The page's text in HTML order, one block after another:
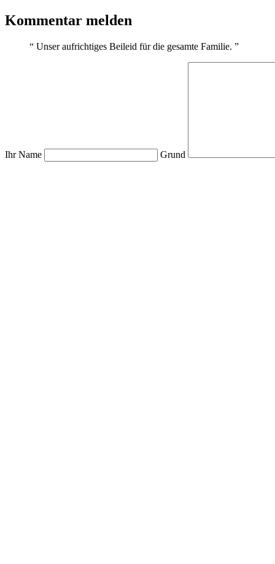
Kommentar melden
“ Unser aufrichtiges Beileid für die gesamte Familie. ”
Ihr Name Grund